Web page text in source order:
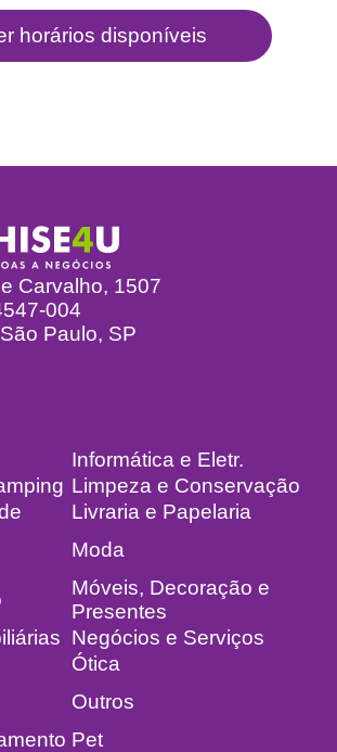
Carvalho, 1507
004
Paulo, SP
Informática e Eletr.
Limpeza e Conservação
Livraria e Papelaria
Moda
Móveis, Decoração e
Presentes
Negócios e Serviços
Ótica
Outros
Pet